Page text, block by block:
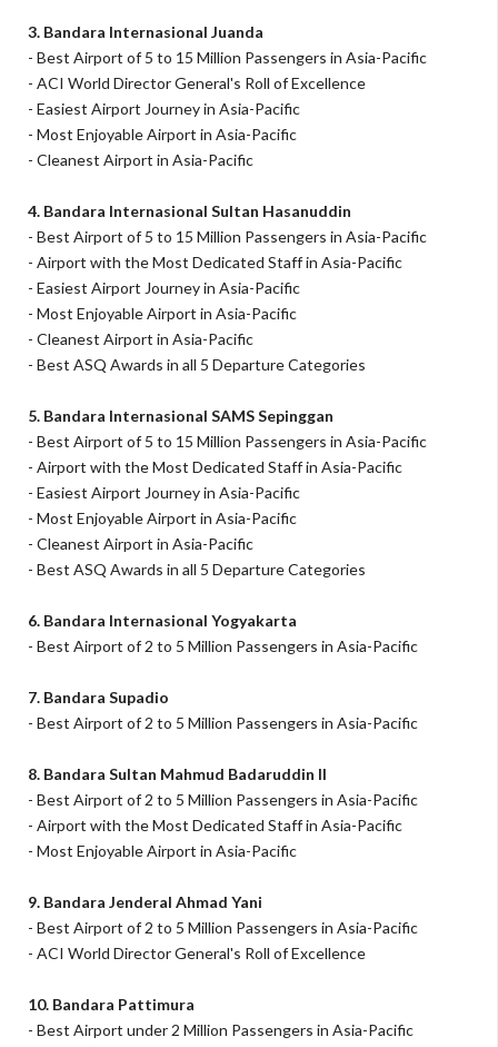
3. Bandara Internasional Juanda
- Best Airport of 5 to 15 Million Passengers in Asia-Pacific
- ACI World Director General's Roll of Excellence
- Easiest Airport Journey in Asia-Pacific
- Most Enjoyable Airport in Asia-Pacific
- Cleanest Airport in Asia-Pacific
4. Bandara Internasional Sultan Hasanuddin
- Best Airport of 5 to 15 Million Passengers in Asia-Pacific
- Airport with the Most Dedicated Staff in Asia-Pacific
- Easiest Airport Journey in Asia-Pacific
- Most Enjoyable Airport in Asia-Pacific
- Cleanest Airport in Asia-Pacific
- Best ASQ Awards in all 5 Departure Categories
5. Bandara Internasional SAMS Sepinggan
- Best Airport of 5 to 15 Million Passengers in Asia-Pacific
- Airport with the Most Dedicated Staff in Asia-Pacific
- Easiest Airport Journey in Asia-Pacific
- Most Enjoyable Airport in Asia-Pacific
- Cleanest Airport in Asia-Pacific
- Best ASQ Awards in all 5 Departure Categories
6. Bandara Internasional Yogyakarta
- Best Airport of 2 to 5 Million Passengers in Asia-Pacific
7. Bandara Supadio
- Best Airport of 2 to 5 Million Passengers in Asia-Pacific
8. Bandara Sultan Mahmud Badaruddin II
- Best Airport of 2 to 5 Million Passengers in Asia-Pacific
- Airport with the Most Dedicated Staff in Asia-Pacific
- Most Enjoyable Airport in Asia-Pacific
9. Bandara Jenderal Ahmad Yani
- Best Airport of 2 to 5 Million Passengers in Asia-Pacific
- ACI World Director General's Roll of Excellence
10. Bandara Pattimura
- Best Airport under 2 Million Passengers in Asia-Pacific